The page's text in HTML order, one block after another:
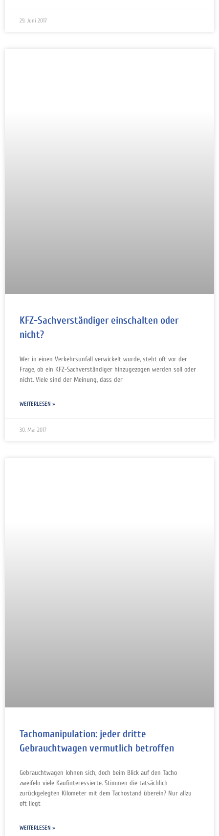
29. Juni 2017
KFZ-Sachverständiger einschalten oder
nicht?
Wer in einen Verkehrsunfall verwickelt wurde, steht oft vor der
Frage, ob ein KFZ-Sachverständiger hinzugezogen werden soll oder
nicht. Viele sind der Meinung, dass der
WEITERLESEN »
30. Mai 2017
Tachomanipulation: jeder dritte
Gebrauchtwagen vermutlich betroffen
Gebrauchtwagen lohnen sich, doch beim Blick auf den Tacho
zweifeln viele Kaufinteressierte. Stimmen die tatsächlich
zurückgelegten Kilometer mit dem Tachostand überein? Nur allzu
oft liegt
WEITERLESEN »